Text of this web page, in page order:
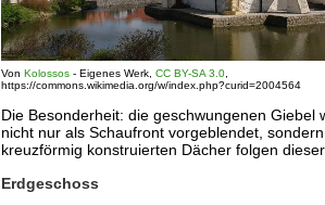
VonKolossos -Eigenes Werk ,CC BY-SA 3.0
https://commons.wikimedia.org/w/index.php?curid=2004564
Die Besonderheit: die geschwungenen Giebel
nicht nur als Schaufront vorgeblendet,
kreuzförmig konstruierten Dächer folgen dieser
Erdgeschoss